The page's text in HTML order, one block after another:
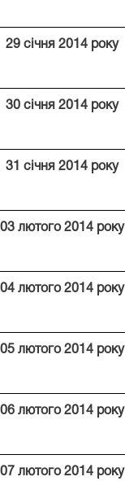
29січня 201 4року
30 січня 201 4року
31 січня 201 4року
03лютого 201 4року
04 лютого 201 4року
05 лютого 201 4року
06 лютого 201 4року
07 лютого 201 4року